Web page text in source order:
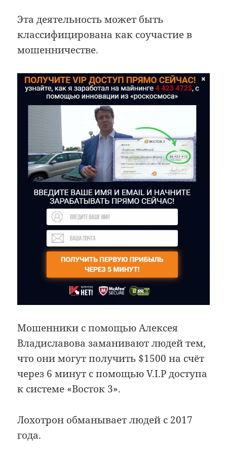
Эта деятельность может быть
классифицирована как соучастие в
мошенничестве.
Мошенники с помощью Алексея
Владиславова заманивают людей тем,
что они могут получить $1500 на счёт
через 6 минут с помощью V.I.P доступа
к системе «Восток 3».
Лохотрон обманывает людей с 2017
года.